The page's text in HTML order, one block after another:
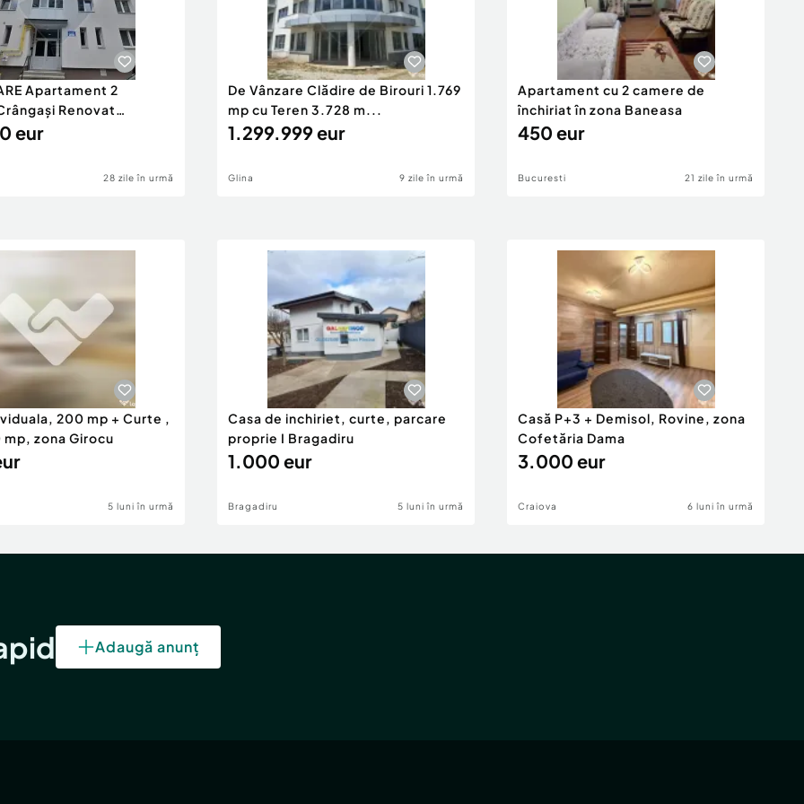
într-o
nu se descriu
Apartament 2
Renovat
eur
28 zile în urmă
De Vânzare Clădire de Birouri 1.769
mp cu Teren 3.728 m...
1.299.999 eur
Glina 9 zile în urmă
Apartament cu 2 camere de
închiriat în zona Baneasa
450 eur
Bucuresti 21 zile în urmă
200 mp + Curte ,
mp, zona Girocu
5 luni în urmă
Casa de inchiriet, curte, parcare
proprie I Bragadiru
1.000 eur
Bragadiru 5 luni în urmă
Casă P+3 + Demisol, Rovine, zona
Cofetăria Dama
3.000 eur
Craiova 6 luni în urmă
Adaugă anunț